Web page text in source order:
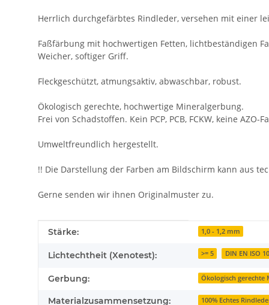
Herrlich durchgefärbtes Rindleder, versehen mit einer
Faßfärbung mit hochwertigen Fetten, lichtbeständigen
Weicher, softiger Griff.
Fleckgeschützt, atmungsaktiv, abwaschbar, robust.
Ökologisch gerechte, hochwertige Mineralgerbung.
Frei von Schadstoffen. Kein PCP, PCB, FCKW, keine AZO-
Umweltfreundlich hergestellt.
!! Die Darstellung der Farben am Bildschirm kann aus
Gerne senden wir ihnen Originalmuster zu.
Produkteigenschaft
Wert
Stärke: 1,0 - 1,2 mm
Lichtechtheit (Xenotest): >= 5 DIN EN ISO
Gerbung: Ökologisch gerechte
Materialzusammensetzung: 100% Echtes